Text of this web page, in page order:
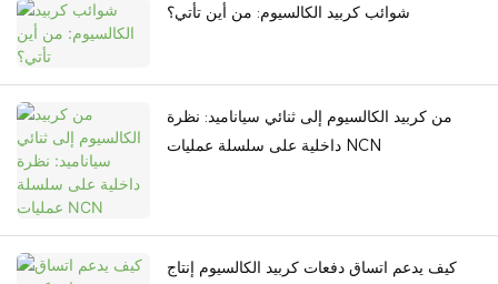
شوائب كربيد الكالسيوم: من أين تأتي؟
من كربيد الكالسيوم إلى ثنائي سياناميد: نظرة
داخلية على سلسلة عمليات NCN
كيف يدعم اتساق دفعات كربيد الكالسيوم إنتاج